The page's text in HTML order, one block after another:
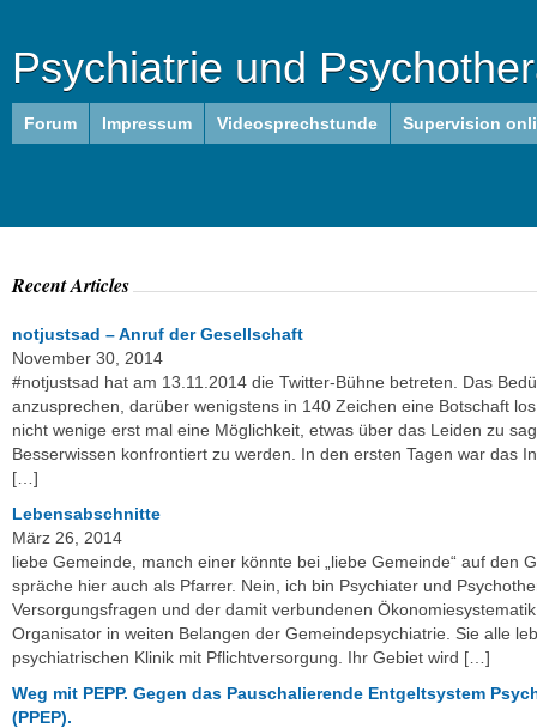
Psychiatrie und
Forum Impressum Videosprechstunde Supervision
Recent Articles
notjustsad – Anruf der Gesellschaft
November 30, 2014
#notjustsad hat am 13.11.2014 die Twitter-Bühne betreten. Das
anzusprechen, darüber wenigstens in 140 Zeichen eine Botschaft
nicht wenige erst mal eine Möglichkeit, etwas über das Leiden zu
Besserwissen konfrontiert zu werden. In den ersten Tagen war das
[…]
Lebensabschnitte
März 26, 2014
liebe Gemeinde, manch einer könnte bei „liebe Gemeinde“ auf den
spräche hier auch als Pfarrer. Nein, ich bin Psychiater und
Versorgungsfragen und der damit verbundenen
Organisator in weiten Belangen der Gemeindepsychiatrie. Sie alle
psychiatrischen Klinik mit Pflichtversorgung. Ihr Gebiet wird […]
Weg mit PEPP. Gegen das Pauschalierende Entgeltsystem
(PPEP).